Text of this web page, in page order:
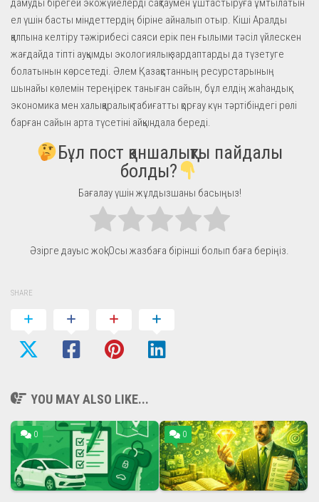
дамуды бірегей экожүйелерді сақтаумен ұштастыруға ұмтылатын
ел үшін басты міндеттердің біріне айналып отыр. Кіші Аралды
қалпына келтіру тәжірибесі саяси ерік пен ғылыми тәсіл үйлескен
жағдайда тіпті ауқымды экологиялық зардаптарды да түзетуге
болатынын көрсетеді. Әлем Қазақстанның ресурстарының
шынайы көлемін тереңірек таныған сайын, бұл елдің жаһандық
экономика мен халықаралық табиғатты қорғау күн тәртібіндегі рөлі
барған сайын арта түсетіні айқындала береді.
Бұл пост қаншалықты пайдалы
болды?
Бағалау үшін жұлдызшаны басыңыз!
Әзірге дауыс жоқ! Осы жазбаға бірінші болып баға беріңіз.
SHARE
YOU MAY ALSO LIKE...
0 0